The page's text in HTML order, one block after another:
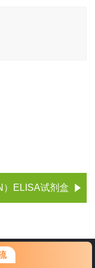
询，很高兴为您
询什么问题呢？
）ELISA试剂盒